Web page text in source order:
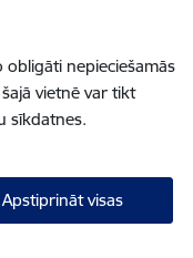
nepieciešamās
vietnē var tikt
sīkdatnes.
Apstiprināt visas